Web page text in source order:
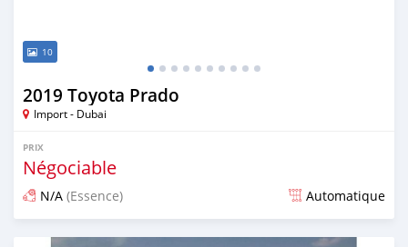
10
2019 Toyota Prado
Import - Dubai
PRIX
Négociable
N/A (Essence) Automatique
Publié il y a plus de 6 ans